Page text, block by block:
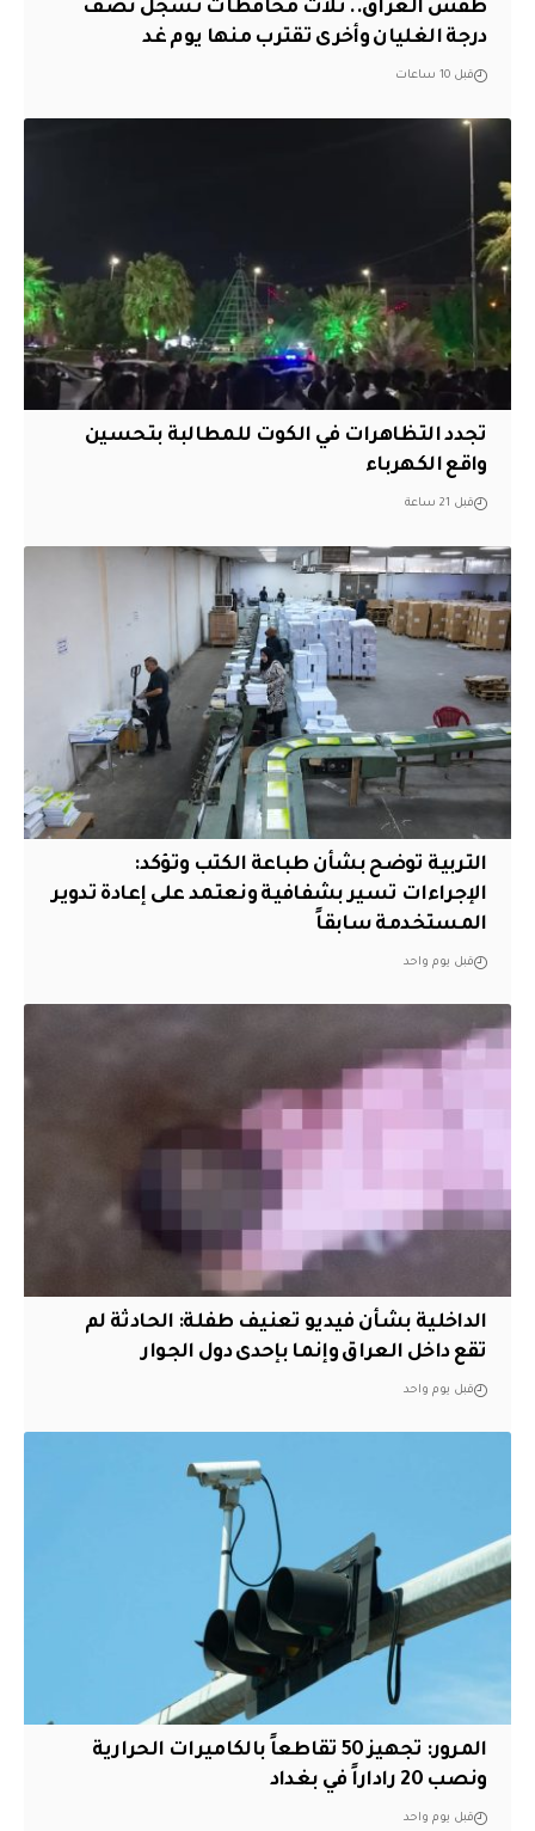
طقس العراق.. ثلاث محافظات تسجل نصف
درجة الغليان وأخرى تقترب منها يوم غد
قبل 10 ساعات
تجدد التظاهرات في الكوت للمطالبة بتحسين
واقع الكهرباء
قبل 21 ساعة
التربية توضح بشأن طباعة الكتب وتؤكد:
الإجراءات تسير بشفافية ونعتمد على إعادة تدوير
المستخدمة سابقاً
قبل يوم واحد
الداخلية بشأن فيديو تعنيف طفلة: الحادثة لم
تقع داخل العراق وإنما بإحدى دول الجوار
قبل يوم واحد
المرور: تجهيز 50 تقاطعاً بالكاميرات الحرارية
ونصب 20 راداراً في بغداد
قبل يوم واحد